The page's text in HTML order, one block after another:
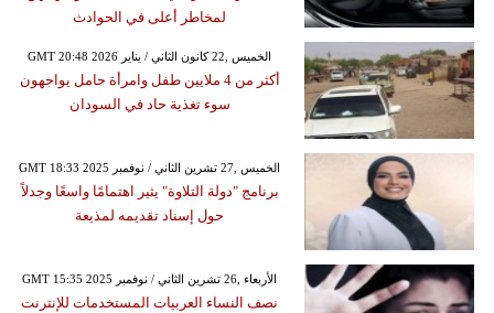
لمخاطر أعلى في الحوادث
GMT 20:48 2026 الخميس ,22 كانون الثاني / يناير
أكثر من 4 ملايين طفل وامرأة حامل يواجهون
سوء تغذية حاد في السودان
GMT 18:33 2025 الخميس ,27 تشرين الثاني / نوفمبر
برنامج "دولة التلاوة" يثير اهتمامًا واسعًا وجدلاً
حول إسناد تقديمه لمذيعة
GMT 15:35 2025 الأربعاء ,26 تشرين الثاني / نوفمبر
نصف النساء العربيات المستخدمات للإنترنت